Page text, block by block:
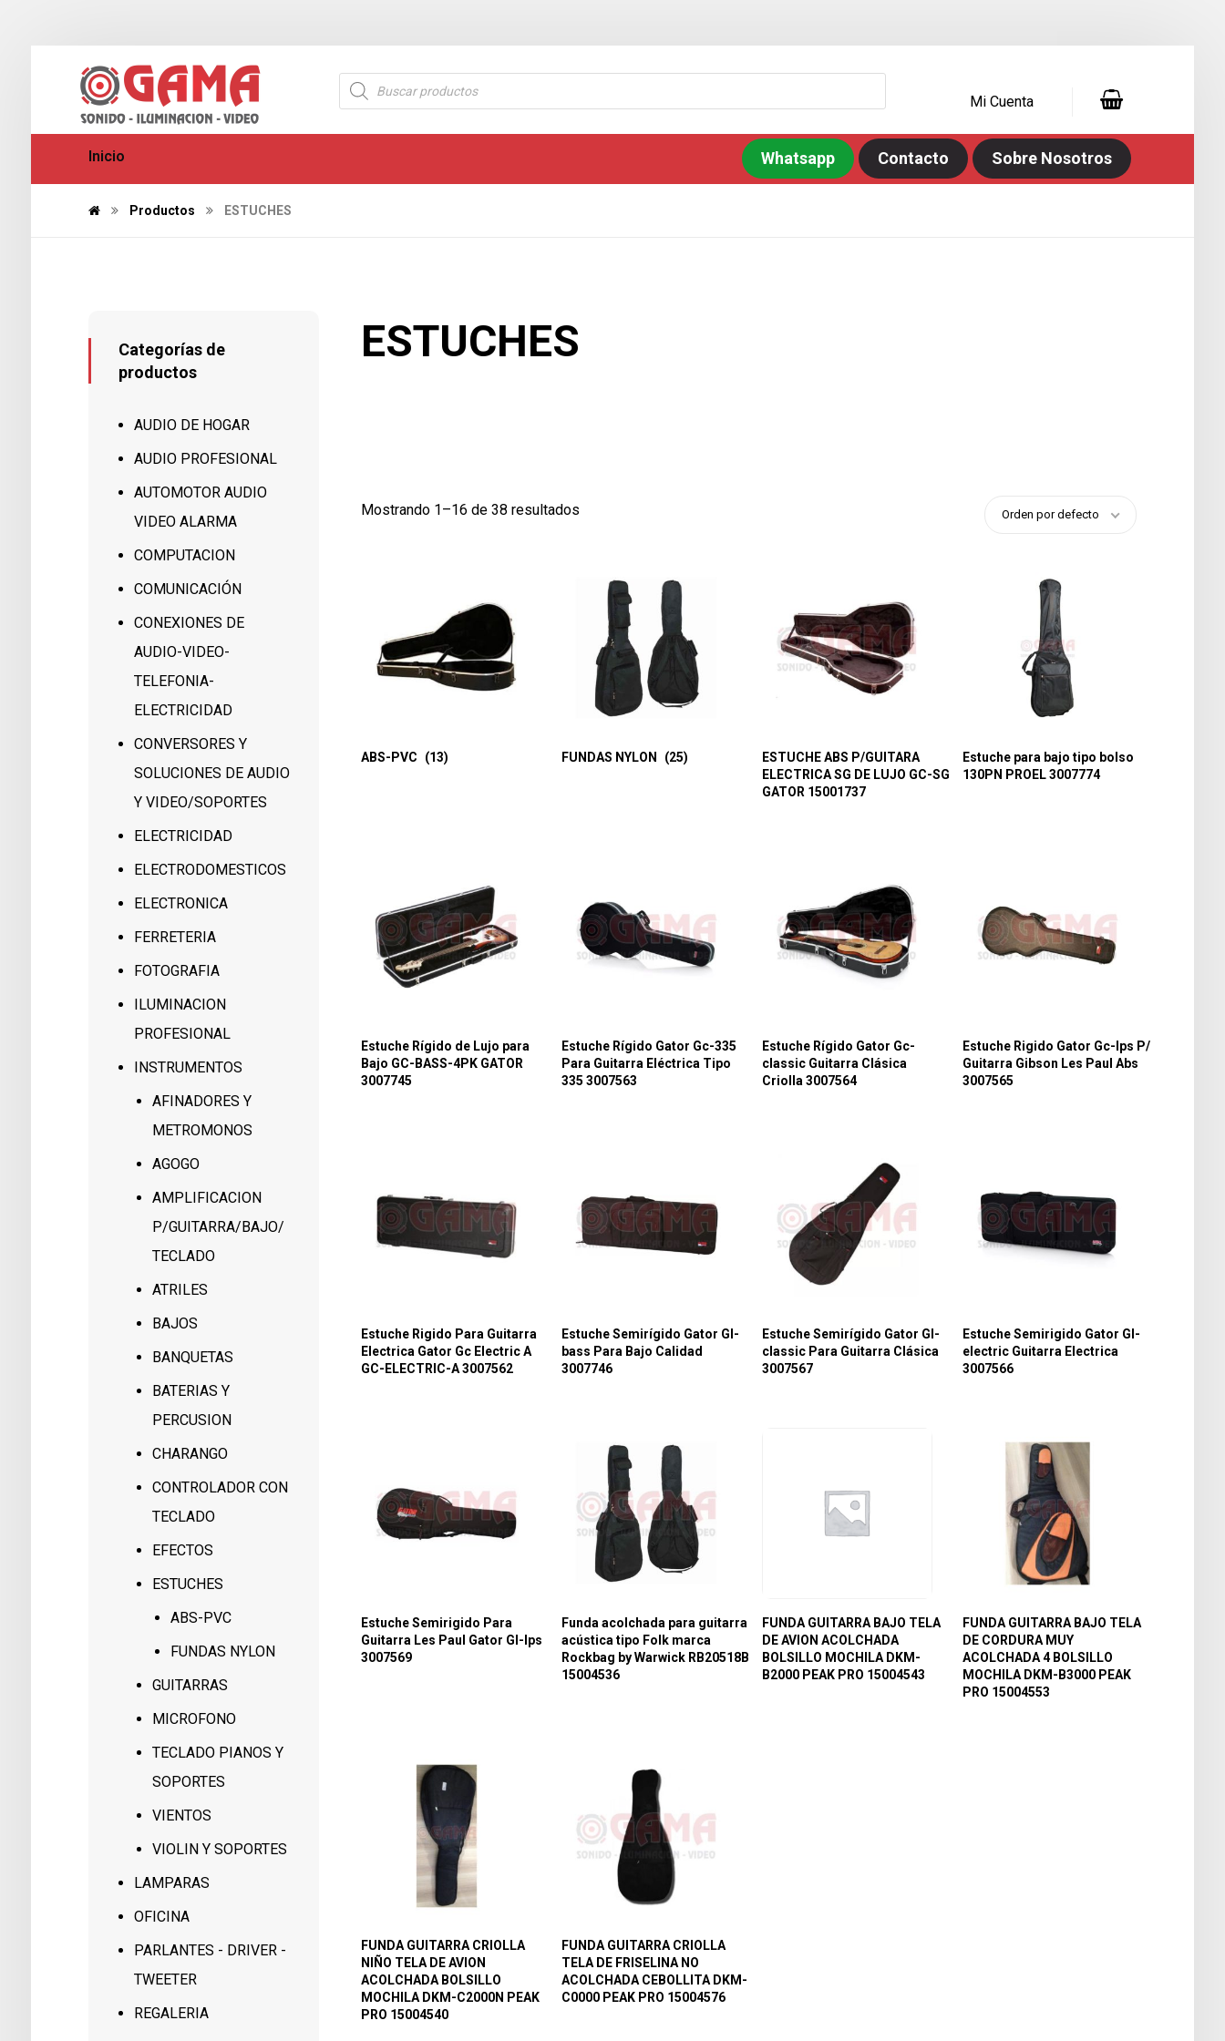
Mi Cuenta
Inicio Sobre Nosotros
Contacto
Whatsapp
Productos ESTUCHES
ESTUCHES
Mostrando 1–16 de 38 resultados Orden por defecto
ABS-PVC (13) FUNDAS NYLON (25)
ESTUCHE ABS P/GUITARA
ELECTRICA SG DE LUJO GC-SG
GATOR 15001737
Estuche para bajo tipo bolso
130PN PROEL 3007774
Estuche Rígido de Lujo para
Bajo GC-BASS-4PK GATOR
3007745
Estuche Rígido Gator Gc-335
Para Guitarra Eléctrica Tipo
335 3007563
Estuche Rígido Gator Gc-
classic Guitarra Clásica
Criolla 3007564
Estuche Rigido Gator Gc-lps P/
Guitarra Gibson Les Paul Abs
3007565
Estuche Rigido Para Guitarra
Electrica Gator Gc Electric A
GC-ELECTRIC-A 3007562
Estuche Semirígido Gator Gl-
bass Para Bajo Calidad
3007746
Estuche Semirígido Gator Gl-
classic Para Guitarra Clásica
3007567
Estuche Semirigido Gator Gl-
electric Guitarra Electrica
3007566
Estuche Semirigido Para
Guitarra Les Paul Gator Gl-lps
3007569
Funda acolchada para guitarra
acústica tipo Folk marca
Rockbag by Warwick RB20518B
15004536
FUNDA GUITARRA BAJO TELA
DE AVION ACOLCHADA
BOLSILLO MOCHILA DKM-
B2000 PEAK PRO 15004543
FUNDA GUITARRA BAJO TELA
DE CORDURA MUY
ACOLCHADA 4 BOLSILLO
MOCHILA DKM-B3000 PEAK
PRO 15004553
FUNDA GUITARRA CRIOLLA
NIÑO TELA DE AVION
ACOLCHADA BOLSILLO
MOCHILA DKM-C2000N PEAK
PRO 15004540
FUNDA GUITARRA CRIOLLA
TELA DE FRISELINA NO
ACOLCHADA CEBOLLITA DKM-
C0000 PEAK PRO 15004576
Categorías de
productos
AUDIO DE HOGAR
AUDIO PROFESIONAL
AUTOMOTOR AUDIO
VIDEO ALARMA
COMPUTACION
COMUNICACIÓN
CONEXIONES DE
AUDIO-VIDEO-
TELEFONIA-
ELECTRICIDAD
CONVERSORES Y
SOLUCIONES DE AUDIO
Y VIDEO/SOPORTES
ELECTRICIDAD
ELECTRODOMESTICOS
ELECTRONICA
FERRETERIA
FOTOGRAFIA
ILUMINACION
PROFESIONAL
INSTRUMENTOS
AFINADORES Y
METROMONOS
AGOGO
AMPLIFICACION
P/GUITARRA/BAJO/
TECLADO
ATRILES
BAJOS
BANQUETAS
BATERIAS Y
PERCUSION
CHARANGO
CONTROLADOR CON
TECLADO
EFECTOS
ESTUCHES
ABS-PVC
FUNDAS NYLON
GUITARRAS
MICROFONO
TECLADO PIANOS Y
SOPORTES
VIENTOS
VIOLIN Y SOPORTES
LAMPARAS
OFICINA
PARLANTES - DRIVER -
TWEETER
REGALERIA